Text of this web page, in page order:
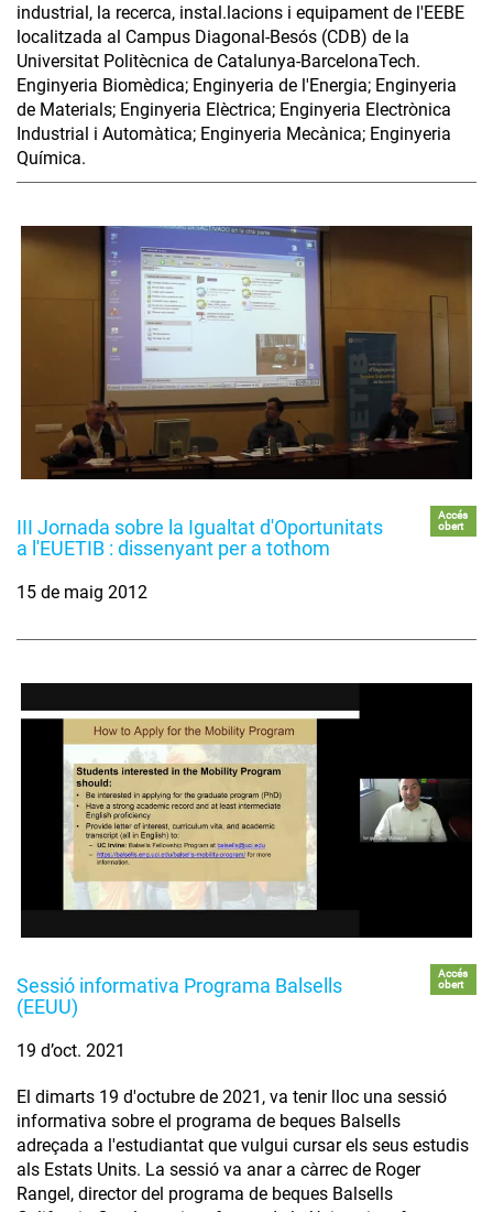
industrial, la recerca, instal.lacions i equipament de l'EEBE
localitzada al Campus Diagonal-Besós (CDB) de la
Universitat Politècnica de Catalunya-BarcelonaTech.
Enginyeria Biomèdica; Enginyeria de l'Energia; Enginyeria
de Materials; Enginyeria Elèctrica; Enginyeria Electrònica
Industrial i Automàtica; Enginyeria Mecànica; Enginyeria
Química.
III Jornada sobre la Igualtat d'Oportunitats
a l'EUETIB : dissenyant per a tothom
Accés
obert
15 de maig 2012
Sessió informativa Programa Balsells
(EEUU)
Accés
obert
19 d’oct. 2021
El dimarts 19 d'octubre de 2021, va tenir lloc una sessió
informativa sobre el programa de beques Balsells
adreçada a l'estudiantat que vulgui cursar els seus estudis
als Estats Units. La sessió va anar a càrrec de Roger
Rangel, director del programa de beques Balsells